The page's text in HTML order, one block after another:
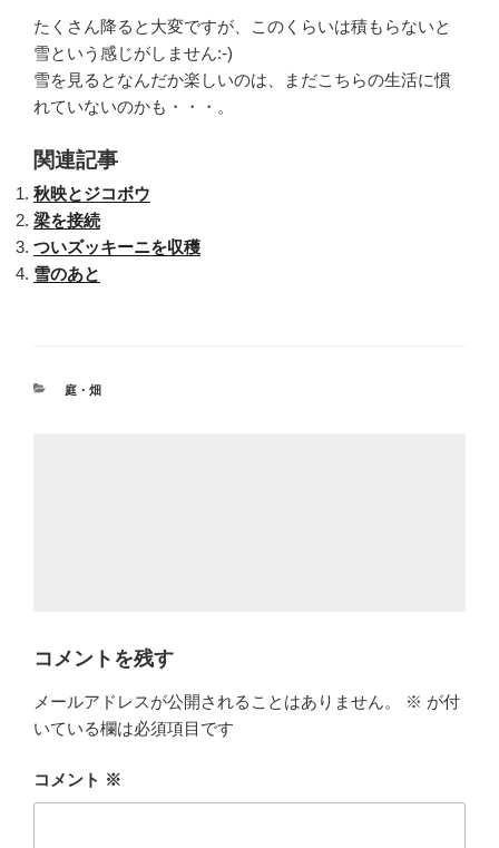
たくさん降ると大変ですが、このくらいは積もらないと
雪という感じがしません:-)
雪を見るとなんだか楽しいのは、まだこちらの生活に慣
れていないのかも・・・。
関連記事
秋映とジコボウ
梁を接続
ついズッキーニを収穫
雪のあと
カ
庭・畑
コメントを残す
メールアドレスが公開されることはありません。 ※ が付
いている欄は必須項目です
コメント ※